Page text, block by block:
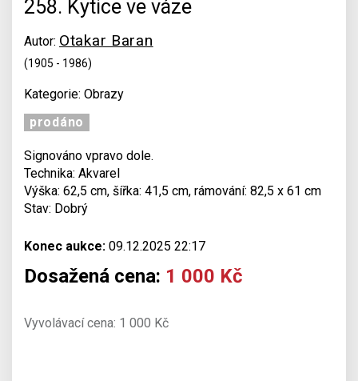
258. Kytice ve váze
Autor: Otakar Baran
(1905 - 1986)
Kategorie: Obrazy
prodáno
Signováno vpravo dole.
Technika: Akvarel
Výška: 62,5 cm, šířka: 41,5 cm, rámování: 82,5 x 61 cm
Stav: Dobrý
Konec aukce: 09.12.2025 22:17
Dosažená cena: 1 000 Kč
Vyvolávací cena: 1 000 Kč